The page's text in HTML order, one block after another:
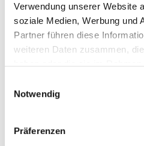
Verwendung unserer Website
soziale Medien, Werbung und
Partner führen diese
weiteren Daten zusammen,
Notwendig
Präferenzen
DER MOSELANER
An der Steinkaul 1